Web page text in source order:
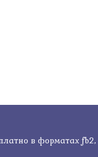
в форматах